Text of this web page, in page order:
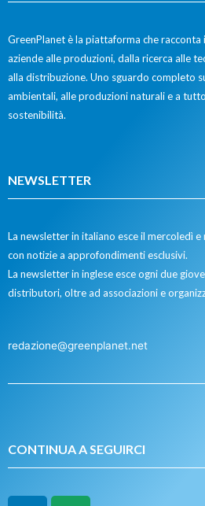
GreenPlanet è la piattaforma che
aziende alle produzioni, dalla ricerca alle
alla distribuzione. Uno sguardo completo
ambientali, alle produzioni naturali e a
sostenibilità.
NEWSLETTER
La newsletter in italiano esce il mercoledì
con notizie a approfondimenti esclusivi.
La newsletter in inglese esce ogni due
distributori, oltre ad associazioni e
redazione@greenplanet.net
CONTINUA A SEGUIRCI